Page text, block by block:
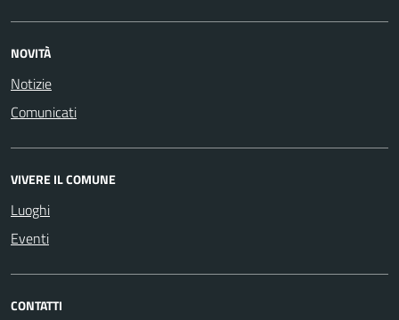
NOVITÀ
Notizie
Comunicati
VIVERE IL COMUNE
Luoghi
Eventi
CONTATTI